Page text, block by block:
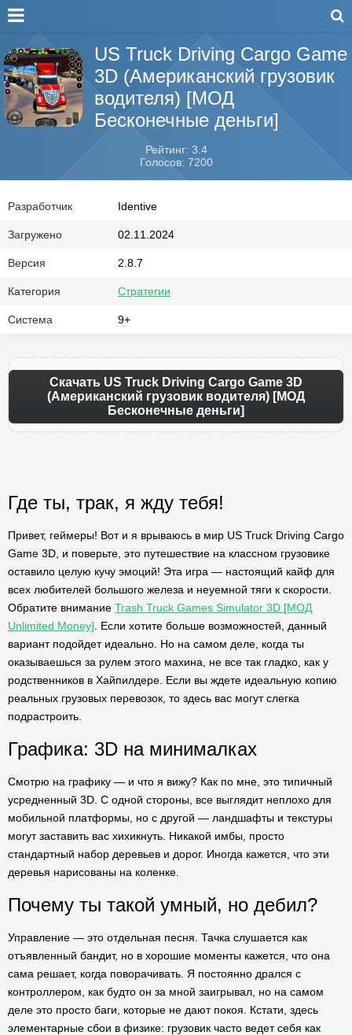
US Truck Driving Cargo Game
3D (Американский грузовик
водителя) [МОД
Бесконечные деньги]
Рейтинг: 3.4
Голосов: 7200
Разработчик Identive
Загружено 02.11.2024
Версия 2.8.7
Категория Стратегии
Система 9+
Скачать US Truck Driving Cargo Game 3D
(Американский грузовик водителя) [МОД
Бесконечные деньги]
Где ты, трак, я жду тебя!
Привет, геймеры! Вот и я врываюсь в мир US Truck Driving Cargo
Game 3D, и поверьте, это путешествие на классном грузовике
оставило целую кучу эмоций! Эта игра — настоящий кайф для
всех любителей большого железа и неуемной тяги к скорости.
Обратите внимание Trash Truck Games Simulator 3D [МОД
Unlimited Money] . Если хотите больше возможностей, данный
вариант подойдет идеально. Но на самом деле, когда ты
оказываешься за рулем этого махина, не все так гладко, как у
родственников в Хайпилдере. Если вы ждете идеальную копию
реальных грузовых перевозок, то здесь вас могут слегка
подрастроить.
Графика: 3D на минималках
Смотрю на графику — и что я вижу? Как по мне, это типичный
усредненный 3D. С одной стороны, все выглядит неплохо для
мобильной платформы, но с другой — ландшафты и текстуры
могут заставить вас хихикнуть. Никакой имбы, просто
стандартный набор деревьев и дорог. Иногда кажется, что эти
деревья нарисованы на коленке.
Почему ты такой умный, но дебил?
Управление — это отдельная песня. Тачка слушается как
отъявленный бандит, но в хорошие моменты кажется, что она
сама решает, когда поворачивать. Я постоянно дрался с
контроллером, как будто он за мной заигрывал, но на самом
деле это просто баги, которые не дают покоя. Кстати, здесь
элементарные сбои в физике: грузовик часто ведет себя как